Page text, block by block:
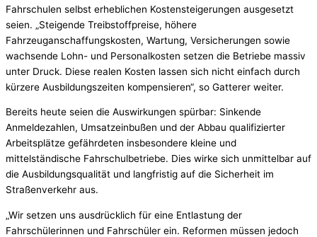
Fahrschulen selbst erheblichen Kostensteigerungen ausgesetzt
seien. „Steigende Treibstoffpreise, höhere
Fahrzeuganschaffungskosten, Wartung, Versicherungen sowie
wachsende Lohn- und Personalkosten setzen die Betriebe massiv
unter Druck. Diese realen Kosten lassen sich nicht einfach durch
kürzere Ausbildungszeiten kompensieren“, so Gatterer weiter.
Bereits heute seien die Auswirkungen spürbar: Sinkende
Anmeldezahlen, Umsatzeinbußen und der Abbau qualifizierter
Arbeitsplätze gefährdeten insbesondere kleine und
mittelständische Fahrschulbetriebe. Dies wirke sich unmittelbar auf
die Ausbildungsqualität und langfristig auf die Sicherheit im
Straßenverkehr aus.
„Wir setzen uns ausdrücklich für eine Entlastung der
Fahrschülerinnen und Fahrschüler ein. Reformen müssen jedoch